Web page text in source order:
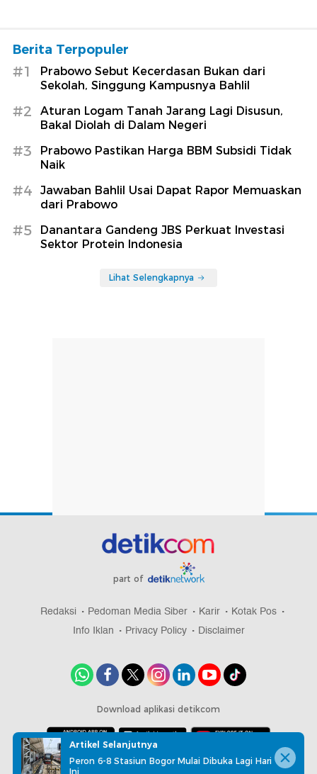
Berita Terpopuler
#1
Prabowo Sebut Kecerdasan Bukan dari
Sekolah, Singgung Kampusnya Bahlil
#2
Aturan Logam Tanah Jarang Lagi Disusun,
Bakal Diolah di Dalam Negeri
#3
Prabowo Pastikan Harga BBM Subsidi Tidak
Naik
#4
Jawaban Bahlil Usai Dapat Rapor Memuaskan
dari Prabowo
#5
Danantara Gandeng JBS Perkuat Investasi
Sektor Protein Indonesia
Lihat Selengkapnya
part of
Redaksi Pedoman Media Siber Karir
Kotak Pos
Info Iklan
Privacy Policy Disclaimer
Download aplikasi detikcom
Copyright @ 2026 detikcom, All right reserved
Artikel Selanjutnya
Peron 6-8 Stasiun Bogor Mulai Dibuka Lagi Hari
Ini